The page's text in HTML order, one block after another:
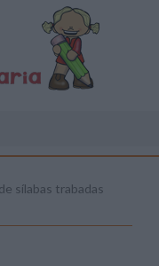
sílabas trabadas